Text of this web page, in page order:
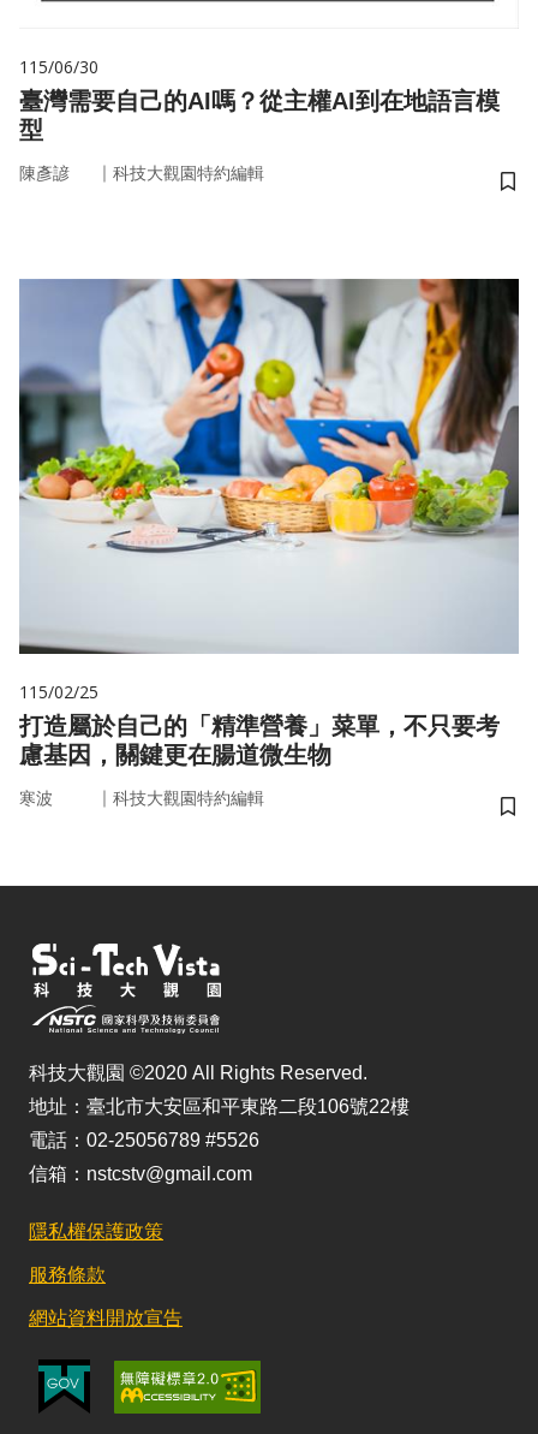
115/06/30
臺灣需要自己的AI嗎？從主權AI到在地語言模
型
陳彥諺 ｜ 科技大觀園特約編輯
儲
115/02/25
打造屬於自己的「精準營養」菜單，不只要考
慮基因，關鍵更在腸道微生物
寒波 ｜ 科技大觀園特約編輯
儲
科技大觀園 ©2020 All Rights Reserved.
地址：臺北市大安區和平東路二段106號22樓
電話：02-25056789 #5526
信箱：nstcstv@gmail.com
隱私權保護政策
服務條款
網站資料開放宣告